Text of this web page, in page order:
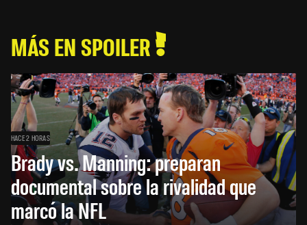
MÁS EN SPOILER
HACE 2 HORAS
Brady vs. Manning: preparan
documental sobre la rivalidad que
marcó la NFL